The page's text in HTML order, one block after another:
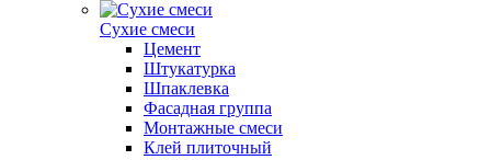
Сухие смеси
Цемент
Штукатурка
Шпаклевка
Фасадная группа
Монтажные смеси
Клей плиточный